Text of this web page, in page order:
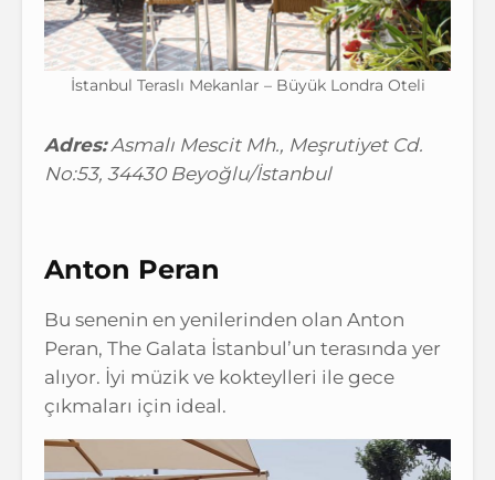
İstanbul Teraslı Mekanlar – Büyük Londra Oteli
Adres:Asmalı Mescit Mh., Meşrutiyet Cd.
No:53, 34430 Beyoğlu/İstanbul
Anton Peran
Bu senenin en yenilerinden olan Anton
Peran, The Galata İstanbul’un terasında yer
alıyor. İyi müzik ve kokteylleri ile gece
çıkmaları için ideal.